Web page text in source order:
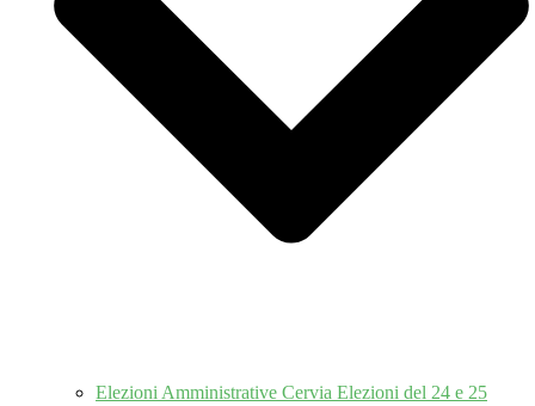
Elezioni Amministrative Cervia Elezioni del 24 e 25